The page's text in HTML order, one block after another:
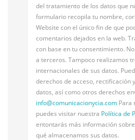
del tratamiento de los datos que
formulario recopila tu nombre,
Website con el único fin de que
comentarios dejados en la web.
con base en tu consentimiento.
a terceros. Tampoco realizamos
internacionales de sus datos.
derechos de acceso, rectificación
datos, así como otros derechos
info@comunicacionycia.com Para
puedes visitar nuestra Política de
entontarás más información
qué almacenamos sus datos.